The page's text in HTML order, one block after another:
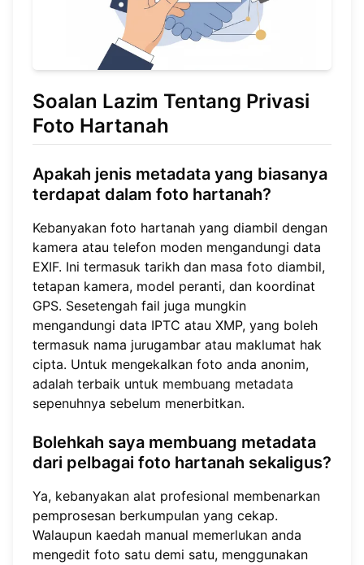
Soalan Lazim Tentang Privasi
Foto Hartanah
Apakah jenis metadata yang biasanya
terdapat dalam foto hartanah?
Kebanyakan foto hartanah yang diambil dengan
kamera atau telefon moden mengandungi data
EXIF. Ini termasuk tarikh dan masa foto diambil,
tetapan kamera, model peranti, dan koordinat
GPS. Sesetengah fail juga mungkin
mengandungi data IPTC atau XMP, yang boleh
termasuk nama jurugambar atau maklumat hak
cipta. Untuk mengekalkan foto anda anonim,
adalah terbaik untuk membuang metadata
sepenuhnya sebelum menerbitkan.
Bolehkah saya membuang metadata
dari pelbagai foto hartanah sekaligus?
Ya, kebanyakan alat profesional membenarkan
pemprosesan berkumpulan yang cekap.
Walaupun kaedah manual memerlukan anda
mengedit foto satu demi satu, menggunakan